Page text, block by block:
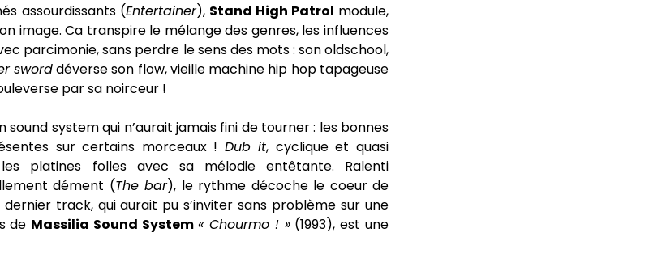
assourdissants (Entertainer), Stand High Patrol module,
image. Ca transpire le mélange des genres, les influences
parcimonie, sans perdre le sens des mots : son oldschool,
sworddéverse son flow, vieille machine hip hop tapageuse
par sa noirceur !
sound system qui n’aurait jamais fini de tourner : les bonnes
sur certains morceaux ! Dub it, cyclique et quasi
platines folles avec sa mélodie entêtante. Ralenti
dément (The bar), le rythme décoche le coeur de
track, qui aurait pu s’inviter sans problème sur une
de Massilia Sound System « Chourmo ! »(1993), est une